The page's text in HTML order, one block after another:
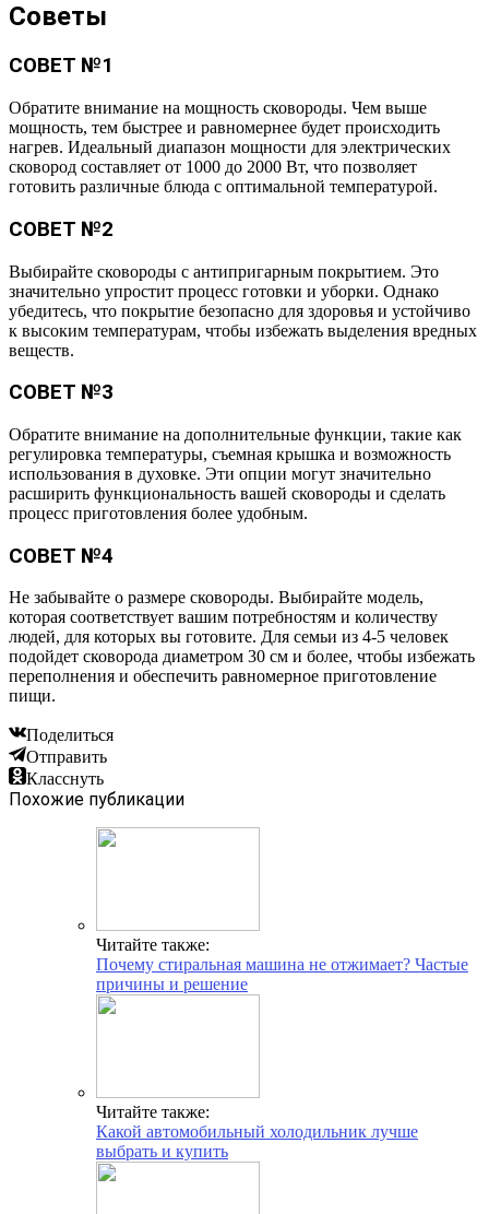
Советы
СОВЕТ №1
Обратите внимание на мощность сковороды. Чем выше
мощность, тем быстрее и равномернее будет происходить
нагрев. Идеальный диапазон мощности для электрических
сковород составляет от 1000 до 2000 Вт, что позволяет
готовить различные блюда с оптимальной температурой.
СОВЕТ №2
Выбирайте сковороды с антипригарным покрытием. Это
значительно упростит процесс готовки и уборки. Однако
убедитесь, что покрытие безопасно для здоровья и устойчиво
к высоким температурам, чтобы избежать выделения вредных
веществ.
СОВЕТ №3
Обратите внимание на дополнительные функции, такие как
регулировка температуры, съемная крышка и возможность
использования в духовке. Эти опции могут значительно
расширить функциональность вашей сковороды и сделать
процесс приготовления более удобным.
СОВЕТ №4
Не забывайте о размере сковороды. Выбирайте модель,
которая соответствует вашим потребностям и количеству
людей, для которых вы готовите. Для семьи из 4-5 человек
подойдет сковорода диаметром 30 см и более, чтобы избежать
переполнения и обеспечить равномерное приготовление
пищи.
Поделиться
Отправить
Класснуть
Похожие публикации
Читайте также:
Почему стиральная машина не отжимает? Частые
причины и решение
Читайте также:
Какой автомобильный холодильник лучше
выбрать и купить